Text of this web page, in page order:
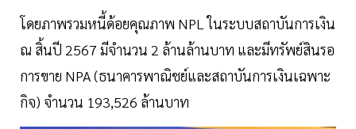
โดยภาพรวมหนี้ด้อยคุณภาพ NPL ในระบบสถาบันการเงิน
ณ สิ้นปี 2567 มีจำนวน 2 ล้านล้านบาท และมีทรัพย์สินรอ
การขาย NPA (ธนาคารพาณิชย์และสถาบันการเงินเฉพาะ
กิจ) จำนวน 193,526 ล้านบาท